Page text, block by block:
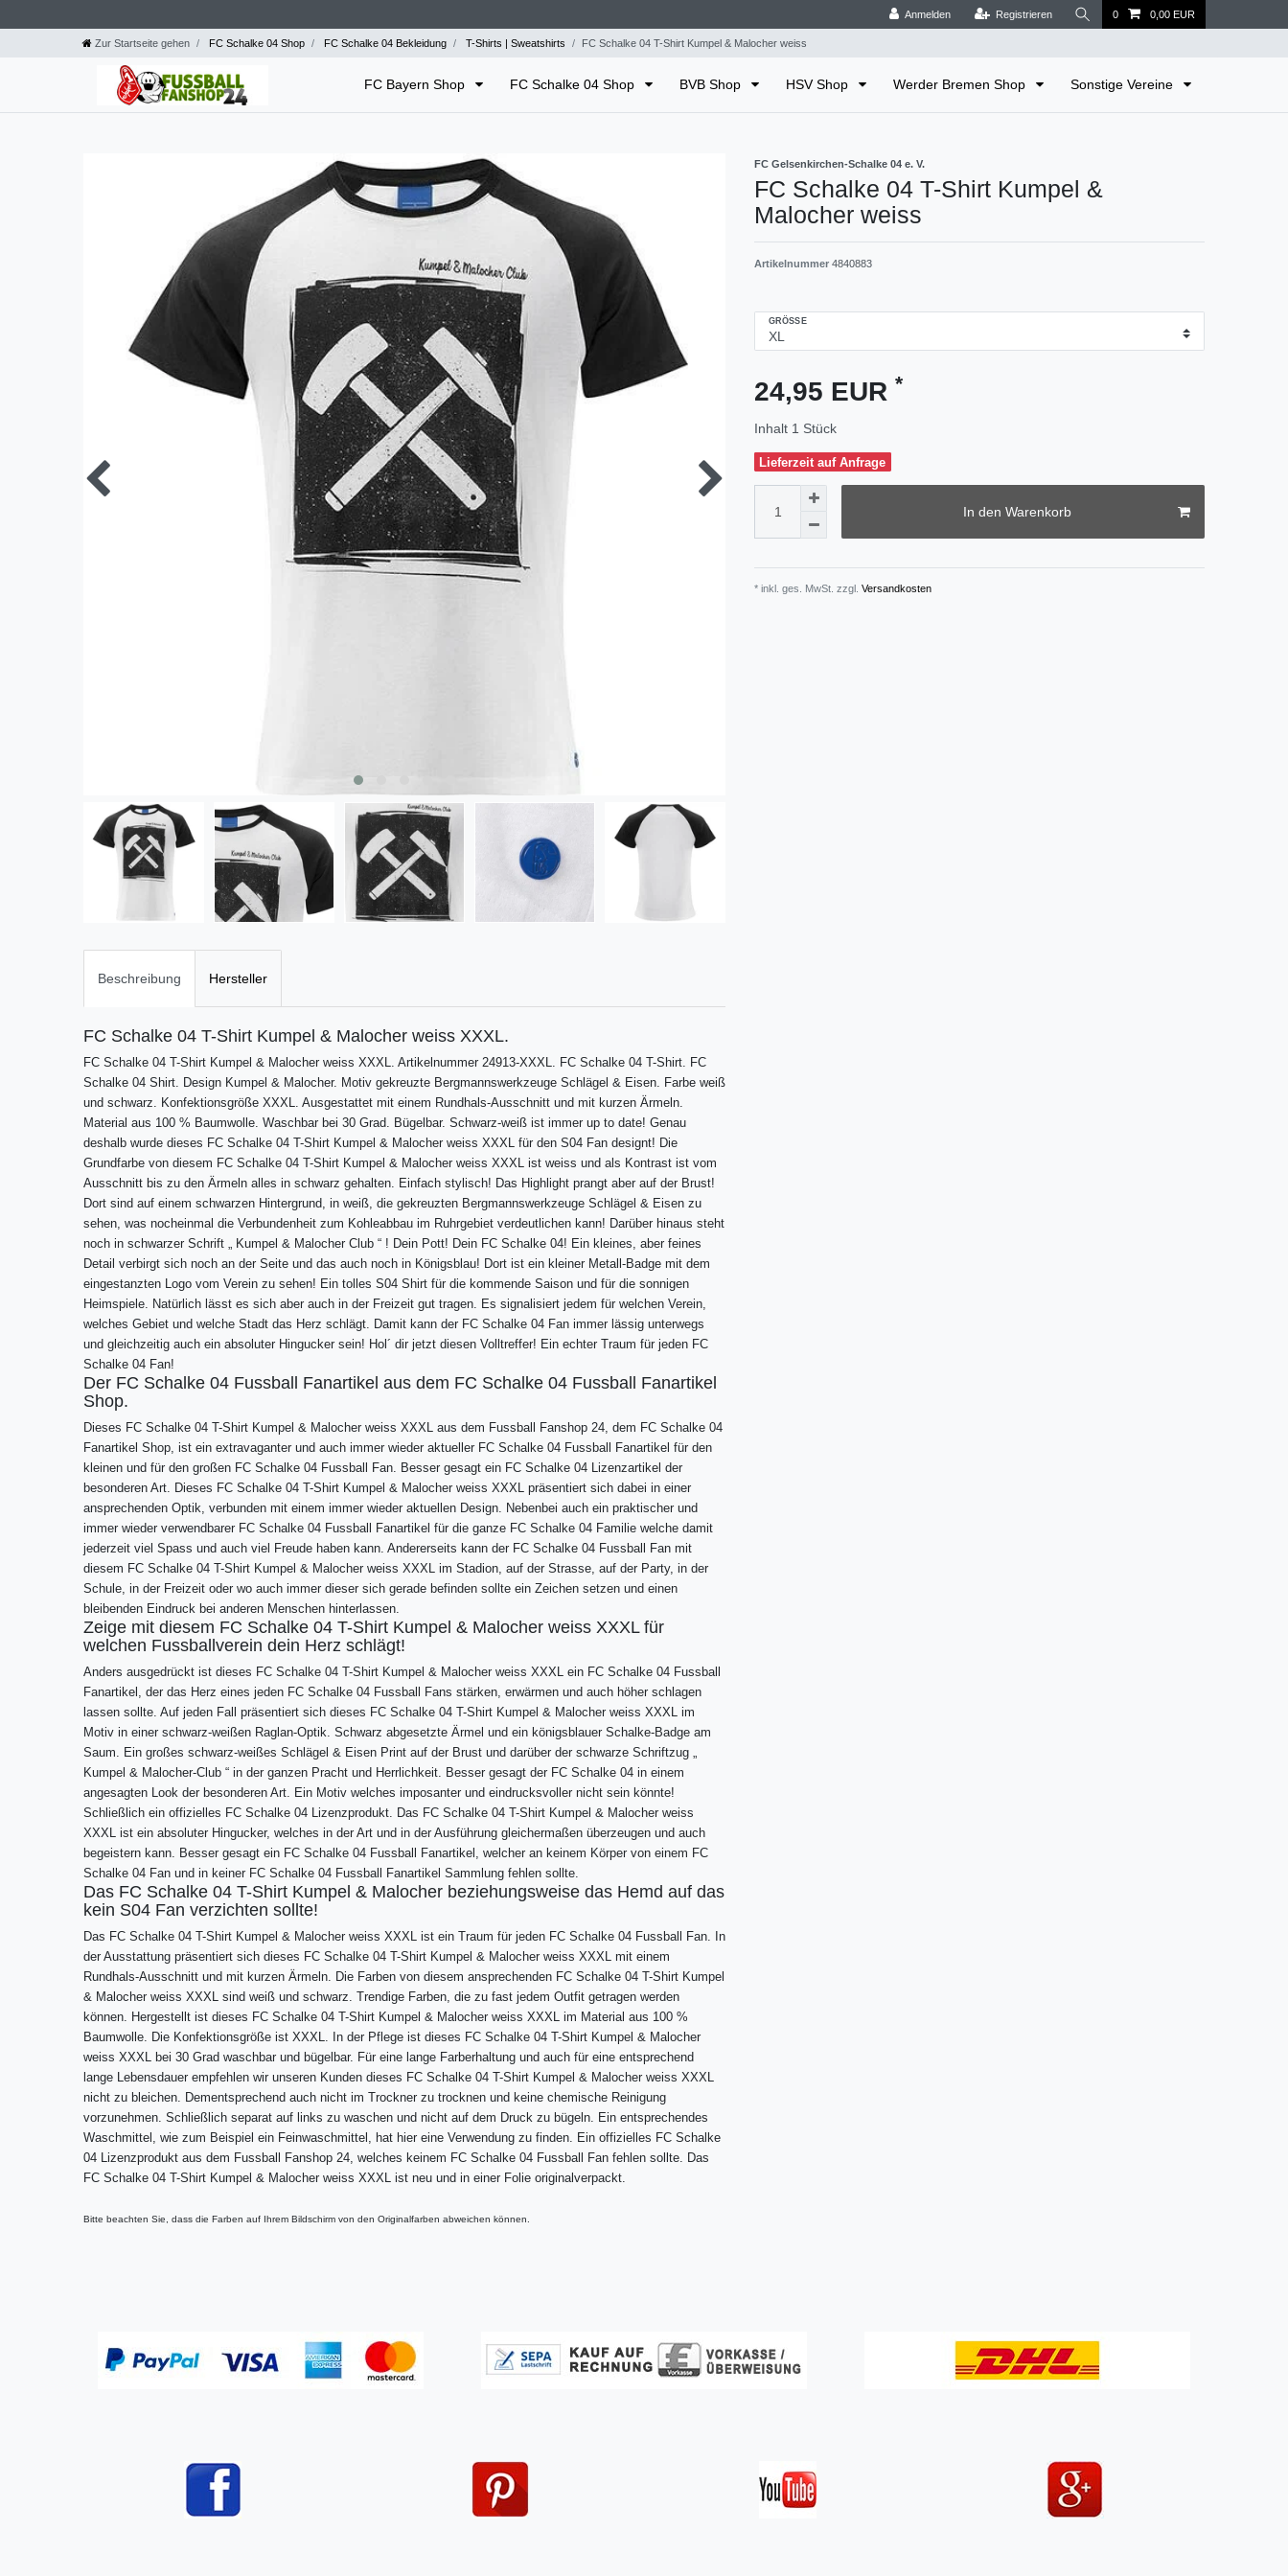
Anmelden Registrieren 0 0,00 EUR
Zur Startseite gehen FC Schalke 04 Shop FC Schalke 04 Bekleidung T-Shirts | Sweatshirts FC Schalke 04 T-Shirt Kumpel & Malocher weiss
FC Bayern Shop FC Schalke 04 Shop BVB Shop HSV Shop Werder Bremen Shop Sonstige Vereine
FC Gelsenkirchen-Schalke 04 e. V.
FC Schalke 04 T-Shirt Kumpel &
Malocher weiss
Artikelnummer 4840883
GRÖSSE
24,95 EUR *
Inhalt 1 Stück
Lieferzeit auf Anfrage
In den Warenkorb
* inkl. ges. MwSt. zzgl. Versandkosten
Beschreibung Hersteller
FC Schalke 04 T-Shirt Kumpel & Malocher weiss XXXL.
FC Schalke 04 T-Shirt Kumpel & Malocher weiss XXXL. Artikelnummer 24913-XXXL. FC Schalke 04 T-Shirt. FC
Schalke 04 Shirt. Design Kumpel & Malocher. Motiv gekreuzte Bergmannswerkzeuge Schlägel & Eisen. Farbe weiß
und schwarz. Konfektionsgröße XXXL. Ausgestattet mit einem Rundhals-Ausschnitt und mit kurzen Ärmeln.
Material aus 100 % Baumwolle. Waschbar bei 30 Grad. Bügelbar. Schwarz-weiß ist immer up to date! Genau
deshalb wurde dieses FC Schalke 04 T-Shirt Kumpel & Malocher weiss XXXL für den S04 Fan designt! Die
Grundfarbe von diesem FC Schalke 04 T-Shirt Kumpel & Malocher weiss XXXL ist weiss und als Kontrast ist vom
Ausschnitt bis zu den Ärmeln alles in schwarz gehalten. Einfach stylisch! Das Highlight prangt aber auf der Brust!
Dort sind auf einem schwarzen Hintergrund, in weiß, die gekreuzten Bergmannswerkzeuge Schlägel & Eisen zu
sehen, was nocheinmal die Verbundenheit zum Kohleabbau im Ruhrgebiet verdeutlichen kann! Darüber hinaus steht
noch in schwarzer Schrift „ Kumpel & Malocher Club “ ! Dein Pott! Dein FC Schalke 04! Ein kleines, aber feines
Detail verbirgt sich noch an der Seite und das auch noch in Königsblau! Dort ist ein kleiner Metall-Badge mit dem
eingestanzten Logo vom Verein zu sehen! Ein tolles S04 Shirt für die kommende Saison und für die sonnigen
Heimspiele. Natürlich lässt es sich aber auch in der Freizeit gut tragen. Es signalisiert jedem für welchen Verein,
welches Gebiet und welche Stadt das Herz schlägt. Damit kann der FC Schalke 04 Fan immer lässig unterwegs
und gleichzeitig auch ein absoluter Hingucker sein! Hol´ dir jetzt diesen Volltreffer! Ein echter Traum für jeden FC
Schalke 04 Fan!
Der FC Schalke 04 Fussball Fanartikel aus dem FC Schalke 04 Fussball Fanartikel
Shop.
Dieses FC Schalke 04 T-Shirt Kumpel & Malocher weiss XXXL aus dem Fussball Fanshop 24, dem FC Schalke 04
Fanartikel Shop, ist ein extravaganter und auch immer wieder aktueller FC Schalke 04 Fussball Fanartikel für den
kleinen und für den großen FC Schalke 04 Fussball Fan. Besser gesagt ein FC Schalke 04 Lizenzartikel der
besonderen Art. Dieses FC Schalke 04 T-Shirt Kumpel & Malocher weiss XXXL präsentiert sich dabei in einer
ansprechenden Optik, verbunden mit einem immer wieder aktuellen Design. Nebenbei auch ein praktischer und
immer wieder verwendbarer FC Schalke 04 Fussball Fanartikel für die ganze FC Schalke 04 Familie welche damit
jederzeit viel Spass und auch viel Freude haben kann. Andererseits kann der FC Schalke 04 Fussball Fan mit
diesem FC Schalke 04 T-Shirt Kumpel & Malocher weiss XXXL im Stadion, auf der Strasse, auf der Party, in der
Schule, in der Freizeit oder wo auch immer dieser sich gerade befinden sollte ein Zeichen setzen und einen
bleibenden Eindruck bei anderen Menschen hinterlassen.
Zeige mit diesem FC Schalke 04 T-Shirt Kumpel & Malocher weiss XXXL für
welchen Fussballverein dein Herz schlägt!
Anders ausgedrückt ist dieses FC Schalke 04 T-Shirt Kumpel & Malocher weiss XXXL ein FC Schalke 04 Fussball
Fanartikel, der das Herz eines jeden FC Schalke 04 Fussball Fans stärken, erwärmen und auch höher schlagen
lassen sollte. Auf jeden Fall präsentiert sich dieses FC Schalke 04 T-Shirt Kumpel & Malocher weiss XXXL im
Motiv in einer schwarz-weißen Raglan-Optik. Schwarz abgesetzte Ärmel und ein königsblauer Schalke-Badge am
Saum. Ein großes schwarz-weißes Schlägel & Eisen Print auf der Brust und darüber der schwarze Schriftzug „
Kumpel & Malocher-Club “ in der ganzen Pracht und Herrlichkeit. Besser gesagt der FC Schalke 04 in einem
angesagten Look der besonderen Art. Ein Motiv welches imposanter und eindrucksvoller nicht sein könnte!
Schließlich ein offizielles FC Schalke 04 Lizenzprodukt. Das FC Schalke 04 T-Shirt Kumpel & Malocher weiss
XXXL ist ein absoluter Hingucker, welches in der Art und in der Ausführung gleichermaßen überzeugen und auch
begeistern kann. Besser gesagt ein FC Schalke 04 Fussball Fanartikel, welcher an keinem Körper von einem FC
Schalke 04 Fan und in keiner FC Schalke 04 Fussball Fanartikel Sammlung fehlen sollte.
Das FC Schalke 04 T-Shirt Kumpel & Malocher beziehungsweise das Hemd auf das
kein S04 Fan verzichten sollte!
Das FC Schalke 04 T-Shirt Kumpel & Malocher weiss XXXL ist ein Traum für jeden FC Schalke 04 Fussball Fan. In
der Ausstattung präsentiert sich dieses FC Schalke 04 T-Shirt Kumpel & Malocher weiss XXXL mit einem
Rundhals-Ausschnitt und mit kurzen Ärmeln. Die Farben von diesem ansprechenden FC Schalke 04 T-Shirt Kumpel
& Malocher weiss XXXL sind weiß und schwarz. Trendige Farben, die zu fast jedem Outfit getragen werden
können. Hergestellt ist dieses FC Schalke 04 T-Shirt Kumpel & Malocher weiss XXXL im Material aus 100 %
Baumwolle. Die Konfektionsgröße ist XXXL. In der Pflege ist dieses FC Schalke 04 T-Shirt Kumpel & Malocher
weiss XXXL bei 30 Grad waschbar und bügelbar. Für eine lange Farberhaltung und auch für eine entsprechend
lange Lebensdauer empfehlen wir unseren Kunden dieses FC Schalke 04 T-Shirt Kumpel & Malocher weiss XXXL
nicht zu bleichen. Dementsprechend auch nicht im Trockner zu trocknen und keine chemische Reinigung
vorzunehmen. Schließlich separat auf links zu waschen und nicht auf dem Druck zu bügeln. Ein entsprechendes
Waschmittel, wie zum Beispiel ein Feinwaschmittel, hat hier eine Verwendung zu finden. Ein offizielles FC Schalke
04 Lizenzprodukt aus dem Fussball Fanshop 24, welches keinem FC Schalke 04 Fussball Fan fehlen sollte. Das
FC Schalke 04 T-Shirt Kumpel & Malocher weiss XXXL ist neu und in einer Folie originalverpackt.
Bitte beachten Sie, dass die Farben auf Ihrem Bildschirm von den Originalfarben abweichen können.